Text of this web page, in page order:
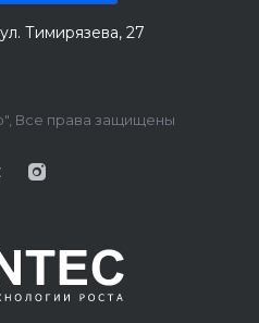
Тимирязева, 27
Все права защищены